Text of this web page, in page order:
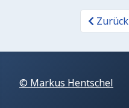
Zurück
© Markus Hentschel